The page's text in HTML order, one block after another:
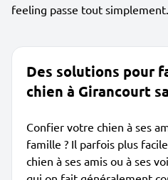
feeling passe tout simplement.
Des solutions pour
chien à Girancourt
Confier votre chien à ses
famille ? Il parfois plus
chien à ses amis ou à ses